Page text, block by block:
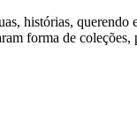
histórias,
forma de